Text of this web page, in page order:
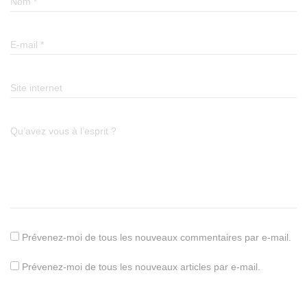
E-mail *
Site internet
Qu’avez vous à l’esprit ?
Prévenez-moi de tous les nouveaux commentaires par e-mail.
Prévenez-moi de tous les nouveaux articles par e-mail.